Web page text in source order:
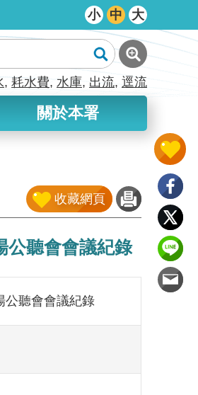
小 中 大
耗水費 水庫 出流 逕流
關於本署
收藏網頁
公聽會會議紀錄
公聽會會議紀錄